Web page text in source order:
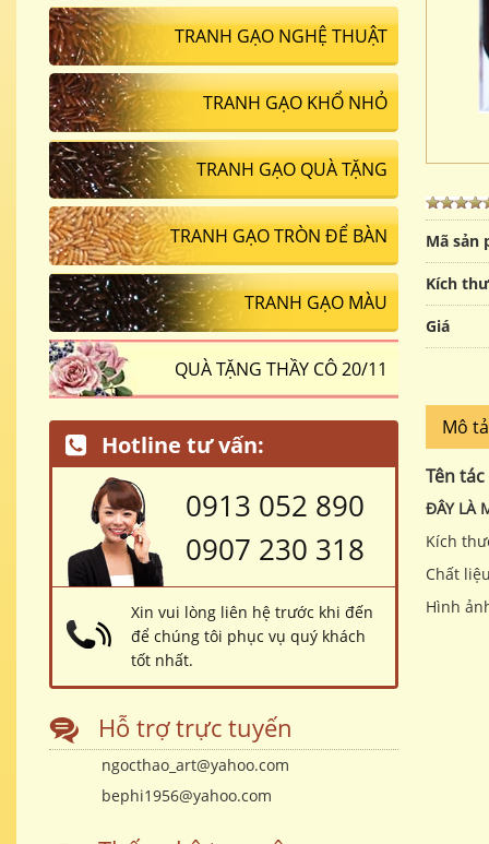
Mã sản
Kích
Giá
Mô
Tên
ĐÂY LÀ
Kích
Chất
Hình
TRANH GẠO NGHỆ THUẬT
TRANH GẠO KHỔ NHỎ
TRANH GẠO QUÀ TẶNG
TRANH GẠO TRÒN ĐỂ BÀN
TRANH GẠO MÀU
QUÀ TẶNG THẦY CÔ 20/11
Hotline tư vấn:
0913 052 890
0907 230 318
Xin vui lòng liên hệ trước khi đến
để chúng tôi phục vụ quý khách
tốt nhất.
Hỗ trợ trực tuyến
ngocthao_art@yahoo.com
bephi1956@yahoo.com